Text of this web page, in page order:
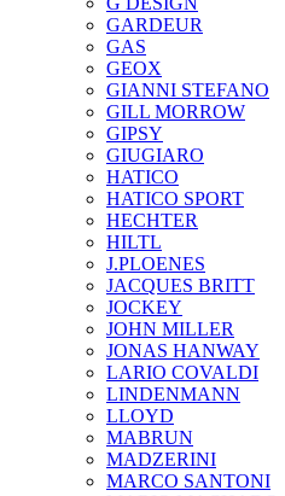
GARDEUR
GAS
GEOX
GIANNI STEFANO
GILL MORROW
GIPSY
GIUGIARO
HATICO
HATICO SPORT
HECHTER
HILTL
J.PLOENES
JAСQUES BRITT
JOCKEY
JOHN MILLER
JONAS HANWAY
LARIO COVALDI
LINDENMANN
LLOYD
MABRUN
MADZERINI
MARCO SANTONI